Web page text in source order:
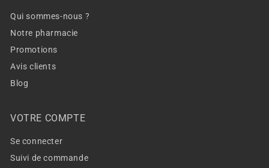
Qui sommes-nous ?
Notre pharmacie
Promotions
Avis clients
Blog
VOTRE COMPTE
Se connecter
Suivi de commande